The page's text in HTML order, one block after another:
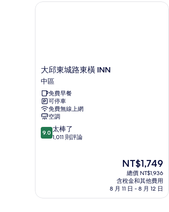
大
邱
東
城
路
東
橫
INN
中
大邱東城路東橫 INN
中區
免費早餐
可停車
免費無線上網
空調
9.0
分，
了，
9.0 太棒了
1,011 則評論
現
在
價
格
為
NT$1,749
總價 NT$1,936
含稅金和其他費用
8 月 11 日 - 8 月 12 日
大邱東城路東橫 INN